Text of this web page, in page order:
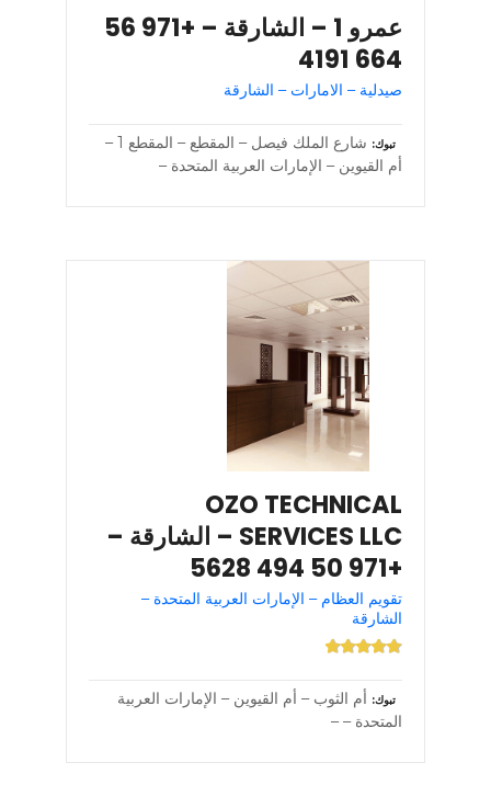
عمرو 1 – الشارقة – +971 56
664 4191
صيدلية – الامارات – الشارقة
تبوك
شارع الملك فيصل – المقطع – المقطع 1 –
أم القيوين – الإمارات العربية المتحدة –
OZO TECHNICAL
SERVICES LLC – الشارقة –
+971 50 494 5628
تقويم العظام – الإمارات العربية المتحدة –
الشارقة
تبوك
أم الثوب – أم القيوين – الإمارات العربية
المتحدة – –